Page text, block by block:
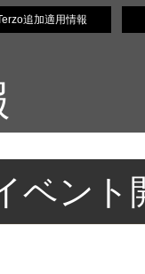
追加適用情報
ベン